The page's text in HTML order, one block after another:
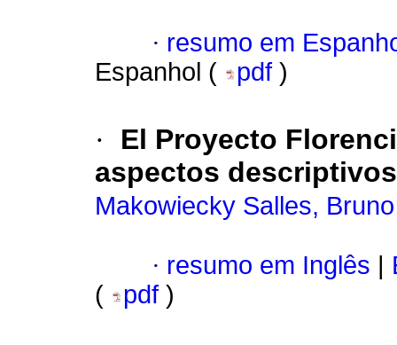
· resumo em
Espanhol (
pdf )
·
El Proyecto
aspectos descriptivos
Makowiecky Salles, Bruno
· resumo em Inglês
(
pdf )